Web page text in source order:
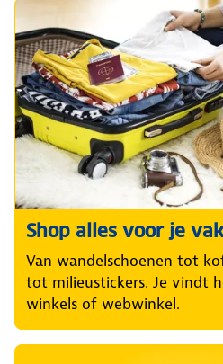
Shop alles voor je
Van wandelschoenen tot
tot milieustickers. Je vindt
winkels of webwinkel.